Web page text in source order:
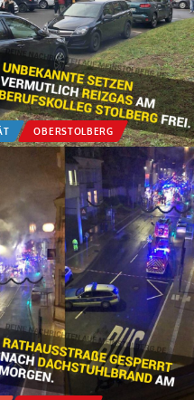
OBERSTOLBERG